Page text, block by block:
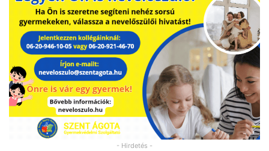
- Hirdetés -